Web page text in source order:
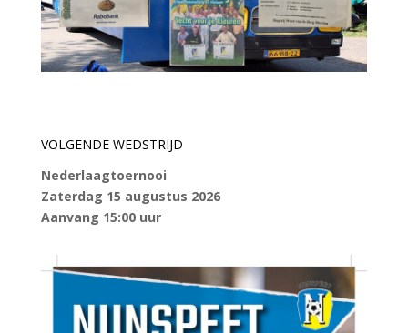
VOLGENDE WEDSTRIJD
Nederlaagtoernooi
Zaterdag 15 augustus 2026
Aanvang 15:00 uur